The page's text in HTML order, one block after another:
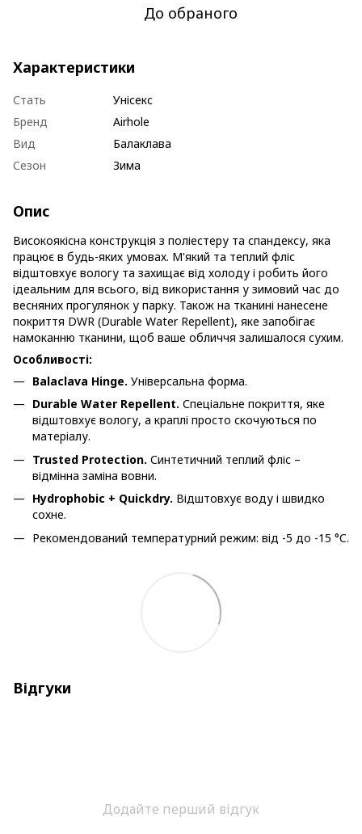
До обраного
Характеристики
Стать
Унісекс
Бренд
Airhole
Вид
Балаклава
Сезон
Зима
Опис
Високоякісна конструкція з поліестеру та спандексу, яка
працює в будь-яких умовах. М'який та теплий фліс
відштовхує вологу та захищає від холоду і робить його
ідеальним для всього, від використання у зимовий час до
весняних прогулянок у парку. Також на тканині нанесене
покриття DWR (Durable Water Repellent), яке запобігає
намоканню тканини, щоб ваше обличчя залишалося сухим.
Особливості:
Balaclava Hinge. Універсальна форма.
Durable Water Repellent. Спеціальне покриття, яке
відштовхує вологу, а краплі просто скочуються по
матеріалу.
Trusted Protection. Синтетичний теплий фліс –
відмінна заміна вовни.
Hydrophobic + Quickdry. Відштовхує воду і швидко
сохне.
Рекомендований температурний режим: від -5 до -15 °C.
Відгуки
Додайте перший відгук